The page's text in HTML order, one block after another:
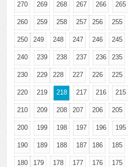
270 269 268 267 266 265
260 259 258 257 256 255
250 249 248 247 246 245
240 239 238 237 236 235
230 229 228 227 226 225
220 219 218 217 216 215
210 209 208 207 206 205
200 199 198 197 196 195
190 189 188 187 186 185
180 179 178 177 176 175